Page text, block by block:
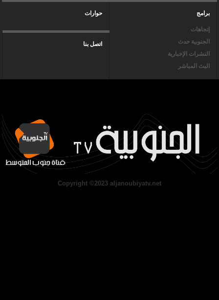
برامج
إتجاهات
الجنوبية حدث
النشرات الإخبارية
البث المباشر
حوارات
اتصل بنا
Copyright ©2023 aljanoubiyatv.net